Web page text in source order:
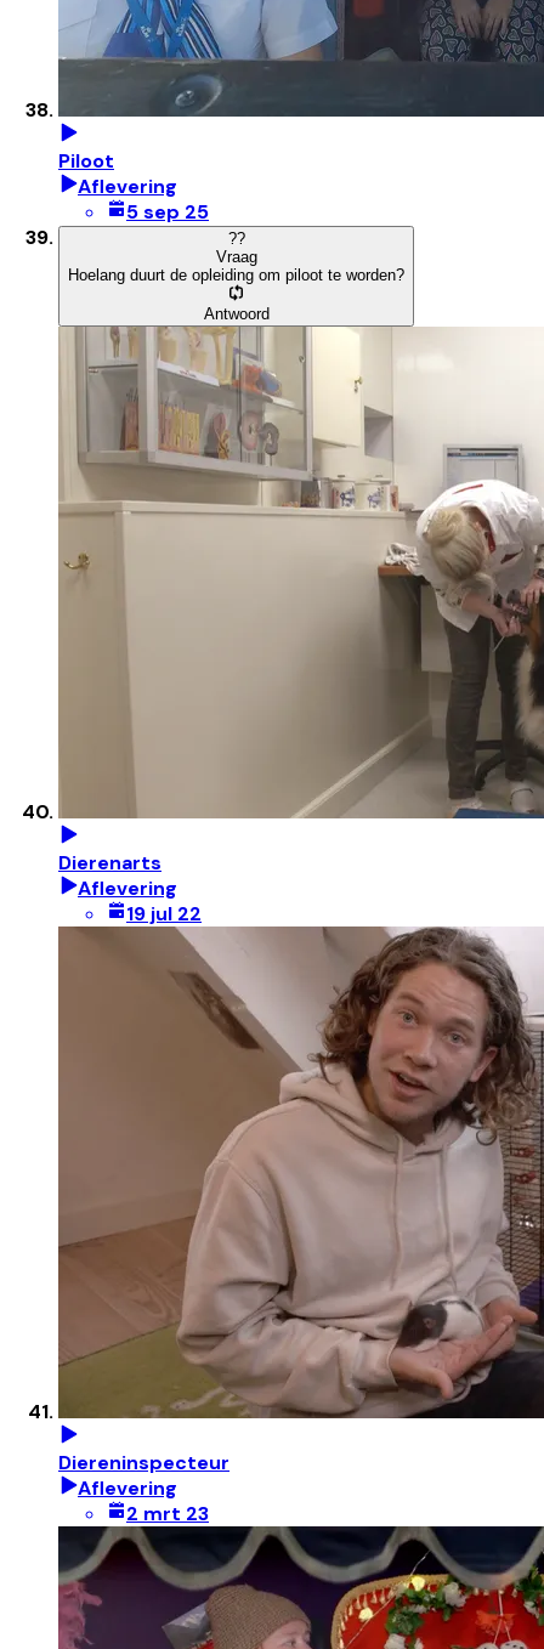
Piloot
Aflevering
5 sep 25
??
Vraag
Hoelang duurt de opleiding om piloot te worden?
Antwoord
Dierenarts
Aflevering
19 jul 22
Diereninspecteur
Aflevering
2 mrt 23